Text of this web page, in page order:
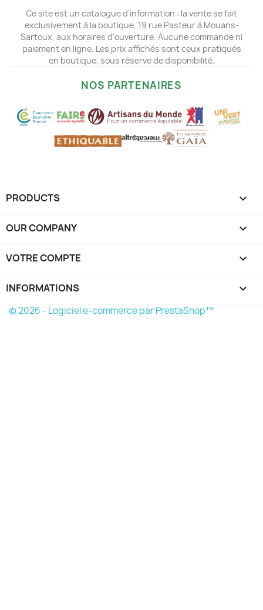
Ce site est un catalogue d'information : la vente se fait
exclusivement à la boutique, 19 rue Pasteur à Mouans-
Sartoux, aux horaires d'ouverture. Aucune commande ni
paiement en ligne. Les prix affichés sont ceux pratiqués
en boutique, sous réserve de disponibilité.
NOS PARTENAIRES
PRODUCTS 
OUR COMPANY 
VOTRE COMPTE 
INFORMATIONS keyboard_arrow_down
© 2026 - Logiciel e-commerce par PrestaShop™